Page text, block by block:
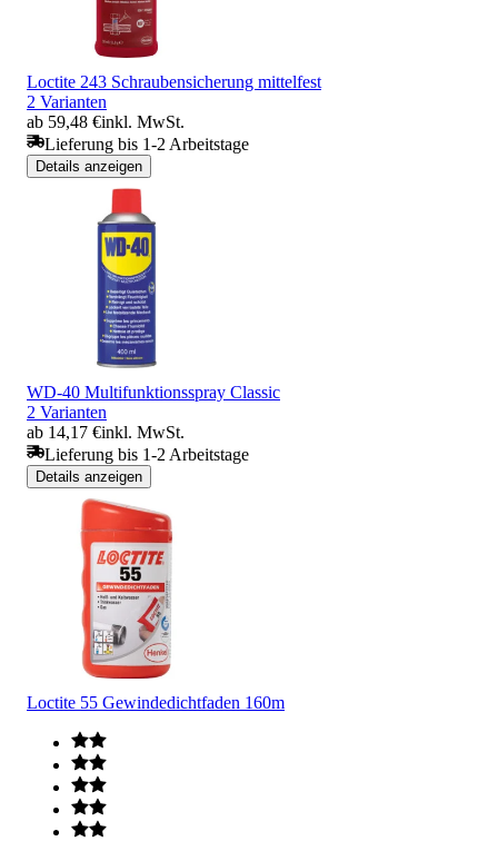
Loctite 243 Schraubensicherung mittelfest
2 Varianten
ab 59,48 €inkl. MwSt.
Lieferung bis 1-2 Arbeitstage
Details anzeigen
WD-40 Multifunktionsspray Classic
2 Varianten
ab 14,17 €inkl. MwSt.
Lieferung bis 1-2 Arbeitstage
Details anzeigen
Loctite 55 Gewindedichtfaden 160m